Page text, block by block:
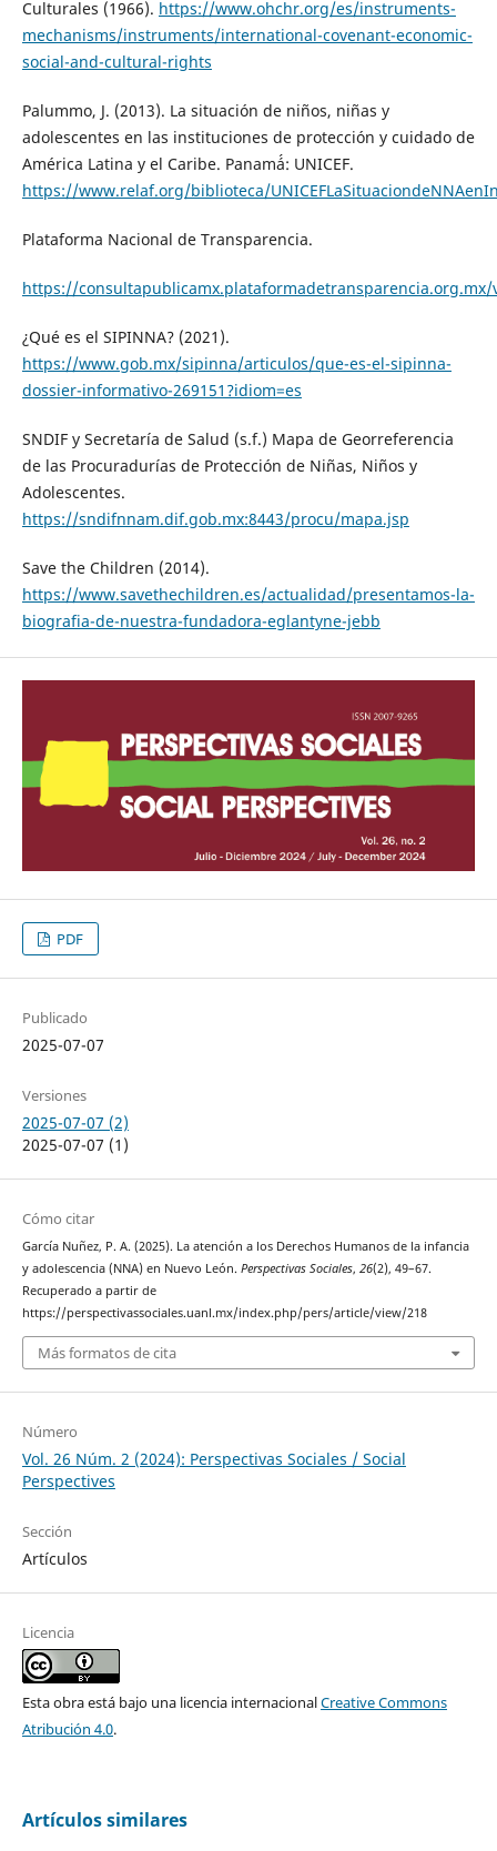
Culturales (1966). https://www.ohchr.org/es/instruments-
mechanisms/instruments/international-covenant-economic-
social-and-cultural-rights
Palummo, J. (2013). La situación de niños, niñas y
adolescentes en las instituciones de protección y cuidado de
América Latina y el Caribe. Panamá́: UNICEF.
https://www.relaf.org/biblioteca/
Plataforma Nacional de Transparencia.
https://
¿Qué es el SIPINNA? (2021).
https://www.gob.mx/sipinna/articulos/que-es-el-sipinna-
dossier-informativo-269151?idiom=es
SNDIF y Secretaría de Salud (s.f.) Mapa de Georreferencia
de las Procuradurías de Protección de Niñas, Niños y
Adolescentes.
https://sndifnnam.dif.gob.mx:8443/procu/mapa.jsp
Save the Children (2014).
https://www.savethechildren.es/actualidad/presentamos-la-
biografia-de-nuestra-fundadora-eglantyne-jebb
PDF
Publicado
2025-07-07
Versiones
2025-07-07 (2)
2025-07-07 (1)
Cómo citar
García Nuñez, P. A. (2025). La atención a los Derechos Humanos de la infancia
y adolescencia (NNA) en Nuevo León. Perspectivas Sociales, 26(2), 49–67.
Recuperado a partir de
https://perspectivassociales.uanl.mx/index.php/pers/article/view/218
Más formatos de cita
Número
Vol. 26 Núm. 2 (2024): Perspectivas Sociales / Social
Perspectives
Sección
Artículos
Licencia
Esta obra está bajo una licencia internacionalCreative Commons
Atribución 4.0.
Artículos similares